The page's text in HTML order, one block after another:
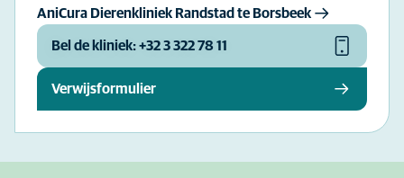
AniCura Dierenkliniek Randstad te Borsbeek
Bel de kliniek: +32 3 322 78 11
Verwijsformulier